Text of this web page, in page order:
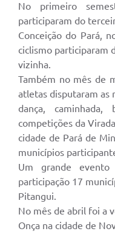
No primeiro
participaram do
Conceição do Pará,
ciclismo participaram
vizinha.
Também no mês de
atletas disputaram as
dança,
competições da
cidade de Pará de
municípios
Um grande
participação 17
Pitangui.
No mês de abril foi a
Onça na cidade de